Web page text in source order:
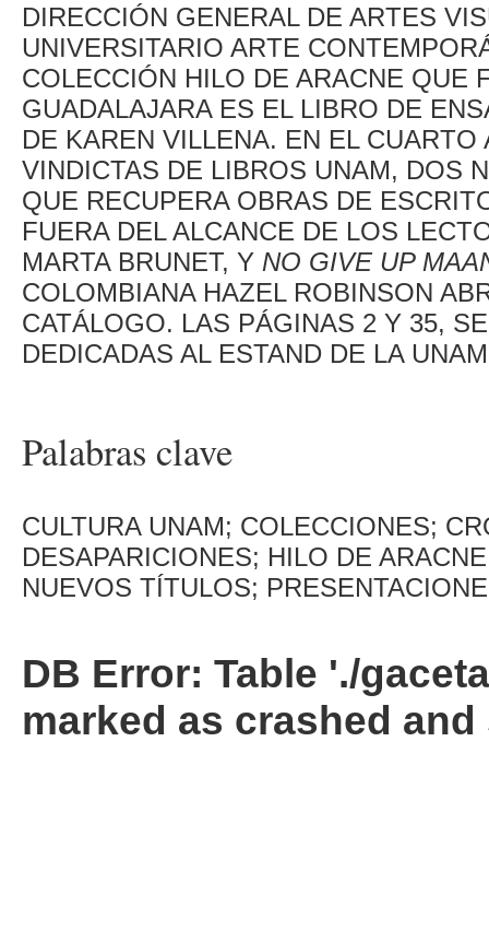
DIRECCIÓN GENERAL DE ARTES
UNIVERSITARIO ARTE
COLECCIÓN HILO DE ARACNE QUE
GUADALAJARA ES EL LIBRO DE
DE KAREN VILLENA. EN EL
VINDICTAS DE LIBROS UNAM, DOS
QUE RECUPERA OBRAS DE
FUERA DEL ALCANCE DE LOS
MARTA BRUNET, Y NO GIVE UP
COLOMBIANA HAZEL ROBINSON
CATÁLOGO. LAS PÁGINAS 2 Y 35,
DEDICADAS AL ESTAND DE LA
Palabras clave
CULTURA UNAM; COLECCIONES;
DESAPARICIONES; HILO DE
NUEVOS TÍTULOS;
DB Error: Table './
marked as crashed